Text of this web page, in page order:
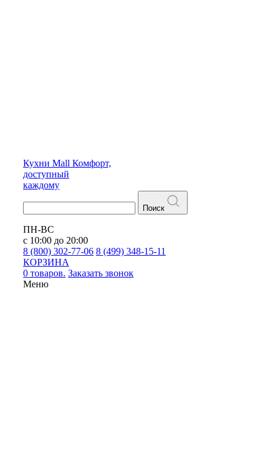
Кухни Mall Комфорт,
доступный
каждому
Поиск
ПН-ВС
с 10:00 до 20:00
8 (800) 302-77-06 8 (499) 348-15-11
КОРЗИНА
0 товаров. Заказать звонок
Меню